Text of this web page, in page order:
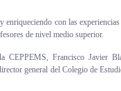
con las
de nivel medio superior.
Francisco Javier
general del Colegio de